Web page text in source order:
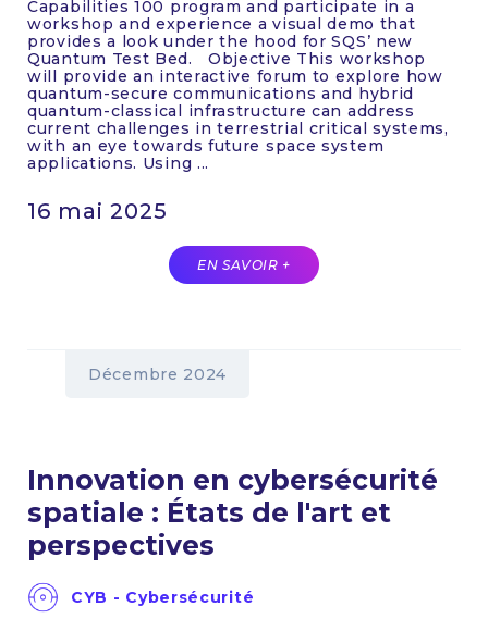
16 mai 2025
Capabilities 100 program and participate in a
workshop and experience a visual demo that
provides a look under the hood for SQS’ new
Quantum Test Bed. Objective This workshop
will provide an interactive forum to explore how
quantum-secure communications and hybrid
quantum-classical infrastructure can address
current challenges in terrestrial critical systems,
with an eye towards future space system
applications. Using ...
EN SAVOIR +
Décembre 2024
Innovation en cybersécurité
spatiale : États de l'art et
perspectives
CYB - Cybersécurité